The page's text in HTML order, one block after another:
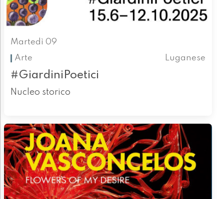
Martedì 09
Arte
Luganese
#GiardiniPoetici
Nucleo storico